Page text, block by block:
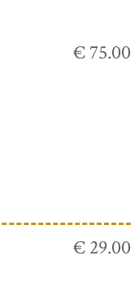
€ 75.00
€ 29.00